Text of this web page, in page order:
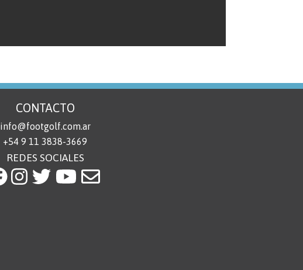
CONTACTO
info@footgolf.com.ar
+54 9 11 3838-3669
REDES SOCIALES